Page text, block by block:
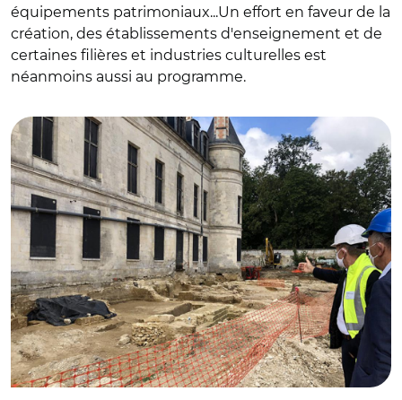
équipements patrimoniaux...Un effort en faveur de la
création, des établissements d'enseignement et de
certaines filières et industries culturelles est
néanmoins aussi au programme.